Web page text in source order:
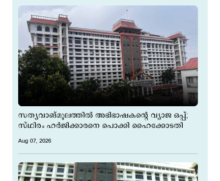
സത്യവാങ്മൂലത്തിൽ അഭിഭാഷകന്റെ വ്യാജ ഒപ്പ്;
സ്ഥിരം ഹർജിക്കാരനെ പൊക്കി ഹൈക്കോടതി
Aug 07, 2026